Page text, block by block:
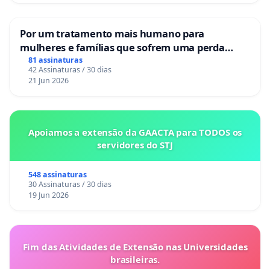
Por um tratamento mais humano para
mulheres e famílias que sofrem uma perda
gestacional nos hospitais portugueses
81 assinaturas
42 Assinaturas / 30 dias
21 Jun 2026
Apoiamos a extensão da GAACTA para TODOS os
servidores do STJ
548 assinaturas
30 Assinaturas / 30 dias
19 Jun 2026
Fim das Atividades de Extensão nas Universidades
brasileiras.